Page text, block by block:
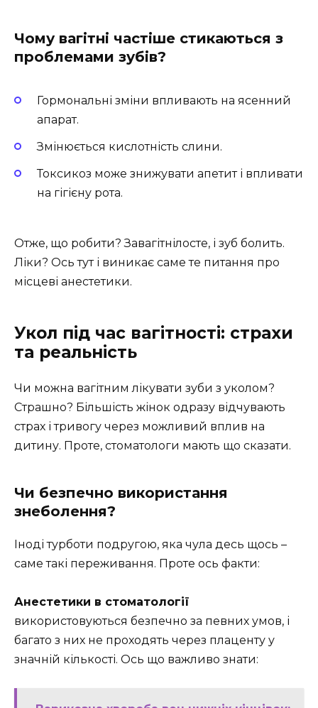
Чому вагітні частіше стикаються з
проблемами зубів?
Гормональні зміни впливають на ясенний
апарат.
Змінюється кислотність слини.
Токсикоз може знижувати апетит і впливати
на гігієну рота.
Отже, що робити? Завагітнілосте, і зуб болить.
Ліки? Ось тут і виникає саме те питання про
місцеві анестетики.
Укол під час вагітності: страхи
та реальність
Чи можна вагітним лікувати зуби з уколом?
Страшно? Більшість жінок одразу відчувають
страх і тривогу через можливий вплив на
дитину. Проте, стоматологи мають що сказати.
Чи безпечно використання
знеболення?
Іноді турботи подругою, яка чула десь щось –
саме такі переживання. Проте ось факти:
Анестетики в стоматології
використовуються безпечно за певних умов, і
багато з них не проходять через плаценту у
значній кількості. Ось що важливо знати: